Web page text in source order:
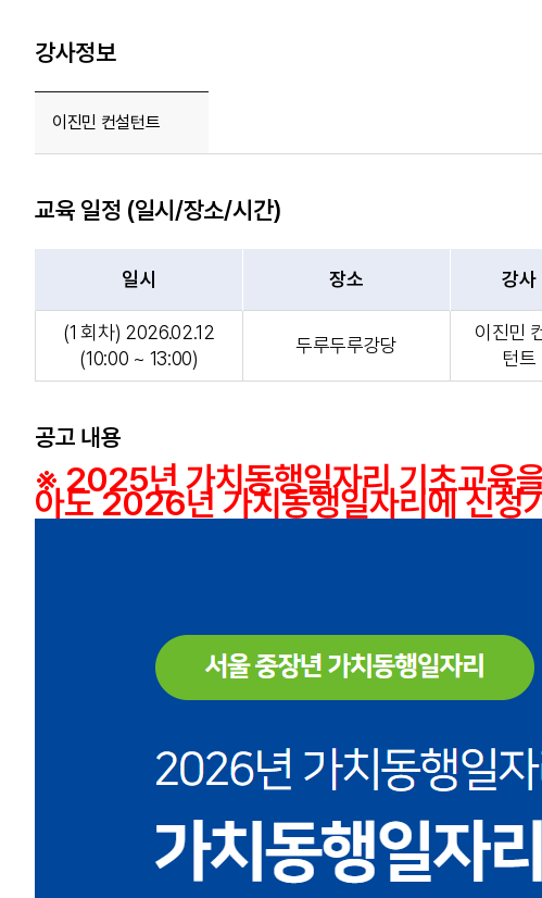
강사정보
이진민 컨설턴트
교육 일정 (일시/장소/시간)
일시 장소 강사
(1 회차) 2026.02.12
(10:00 ~ 13:00)
두루두루강당
이진민
턴트
공고 내용
※ 2025년 가 치동행일자리 기초교육
아도 2026년 가치동행일자리에 신청